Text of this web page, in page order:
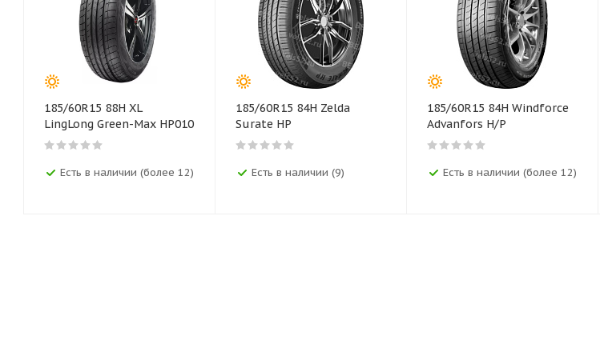
185/60R15 88H XL
LingLong Green-Max HP010
Есть в наличии (более 12)
185/60R15 84H Zelda
Surate HP
Есть в наличии (9)
185/60R15 84H Windforce
Advanfors H/P
Есть в наличии (более 12)